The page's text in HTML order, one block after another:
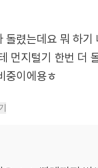
돌렸는데요 뭐 하
먼지털기 한번 더
중이에용ㅎ